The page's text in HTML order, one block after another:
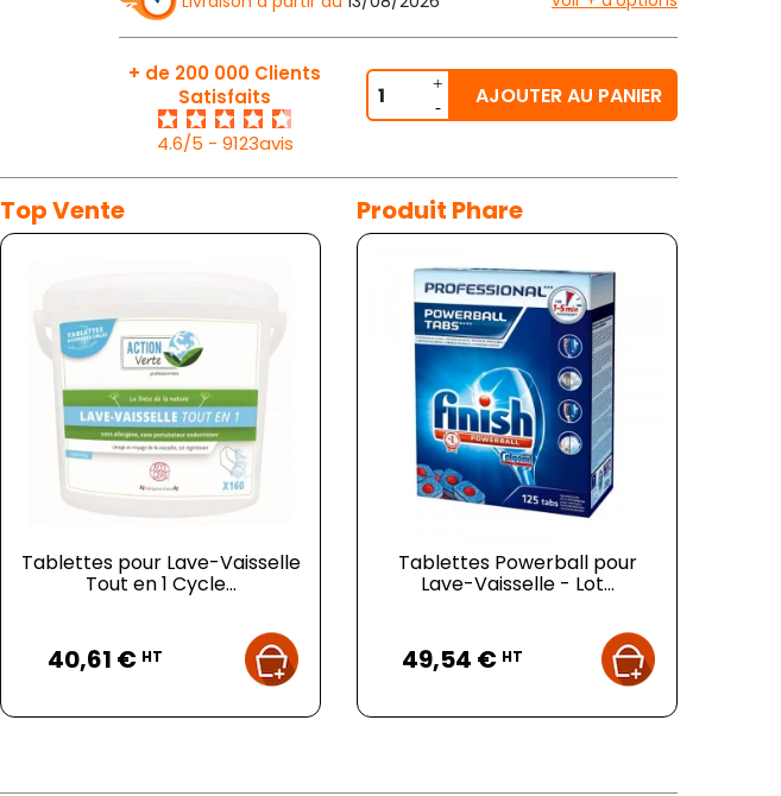
+ de 200 000 Clients
Satisfaits
4.6/5 - 9123avis
AJOUTER AU PANIER
Top Vente
Tablettes pour Lave-Vaisselle
Tout en 1 Cycle...
40,61 € HT
Produit Phare
Tablettes Powerball pour
Lave-Vaisselle - Lot...
49,54 € HT